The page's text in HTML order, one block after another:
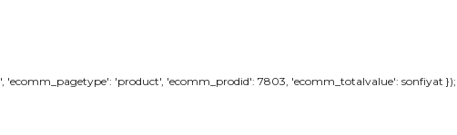
Bu ürünün fiyat bilgisi, resim, ürün açıklamalarında ve
', 'ecomm_pagetype': 'product', 'ecomm_prodid': 7803, 'ecomm_totalvalue': sonfiyat });